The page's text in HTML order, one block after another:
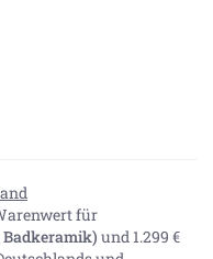
für
und 1.299 €